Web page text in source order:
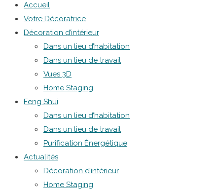
Accueil
Votre Décoratrice
Décoration d’intérieur
Dans un lieu d’habitation
Dans un lieu de travail
Vues 3D
Home Staging
Feng Shui
Dans un lieu d’habitation
Dans un lieu de travail
Purification Énergétique
Actualités
Décoration d’intérieur
Home Staging